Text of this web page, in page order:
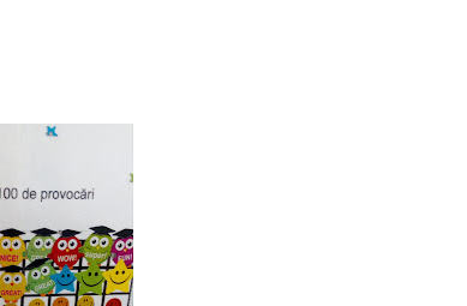
#book/u02-60-61 💥Lecția pe
💥Lecție Livresq:
lectiei:: https://www.didactic.ro/materiale-
quiz etichete Mult succes! Ilona